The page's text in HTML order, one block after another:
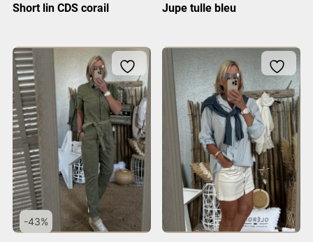
Short lin CDS corail Jupe tulle bleu
-43%